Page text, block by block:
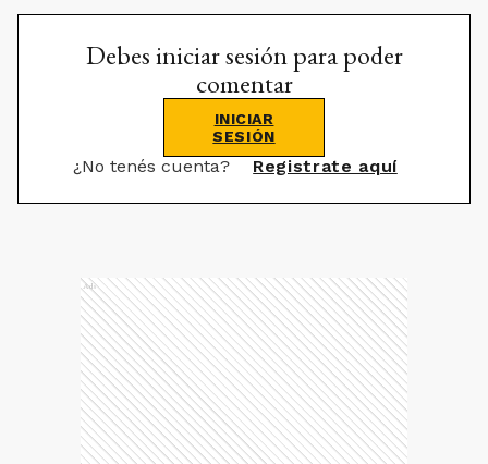
Debes iniciar sesión para poder
comentar
INICIAR
SESIÓN
¿No tenés cuenta? Registrate aquí
Ads